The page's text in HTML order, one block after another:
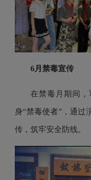
6月禁毒宣传
在禁毒月期间
身“禁毒使者”，通过
传，筑牢安全防线。